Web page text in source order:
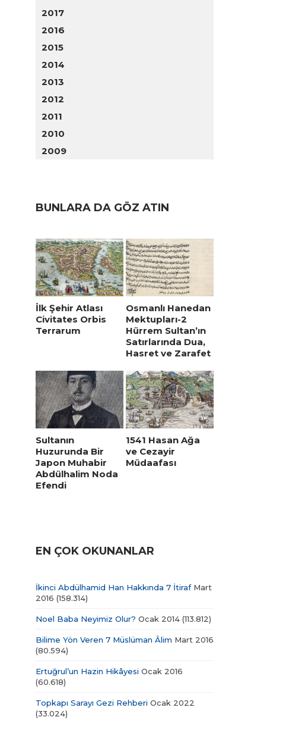
2017
2016
2015
2014
2013
2012
2011
2010
2009
BUNLARA DA GÖZ ATIN
İlk Şehir Atlası
Civitates Orbis
Terrarum
Osmanlı Hanedan
Mektupları-2
Hürrem Sultan’ın
Satırlarında Dua,
Hasret ve Zarafet
Sultanın
Huzurunda Bir
Japon Muhabir
Abdülhalim Noda
Efendi
1541 Hasan Ağa
ve Cezayir
Müdaafası
EN ÇOK OKUNANLAR
İkinci Abdülhamid Han Hakkında 7 İtirafMart
2016 (158.314)
Noel Baba Neyimiz Olur? Ocak 2014 (113.812)
Bilime Yön Veren 7 Müslüman Âlim Mart 2016
(80.594)
Ertuğrul’un Hazin Hikâyesi Ocak 2016
(60.618)
Topkapı Sarayı Gezi Rehberi Ocak 2022
(33.024)